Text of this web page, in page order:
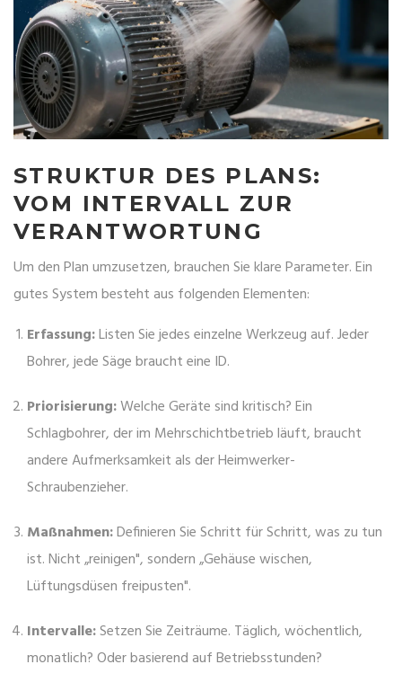
STRUKTUR DES PLANS:
VOM INTERVALL ZUR
VERANTWORTUNG
Um den Plan umzusetzen, brauchen Sie klare Parameter. Ein
gutes System besteht aus folgenden Elementen:
Erfassung:Listen Sie jedes einzelne Werkzeug auf. Jeder
Bohrer, jede Säge braucht eine ID.
Priorisierung:Welche Geräte sind kritisch? Ein
Schlagbohrer, der im Mehrschichtbetrieb läuft, braucht
andere Aufmerksamkeit als der Heimwerker-
Schraubenzieher.
Maßnahmen:Definieren Sie Schritt für Schritt, was zu tun
ist. Nicht „reinigen", sondern „Gehäuse wischen,
Lüftungsdüsen freipusten".
Intervalle:Setzen Sie Zeiträume. Täglich, wöchentlich,
monatlich? Oder basierend auf Betriebsstunden?